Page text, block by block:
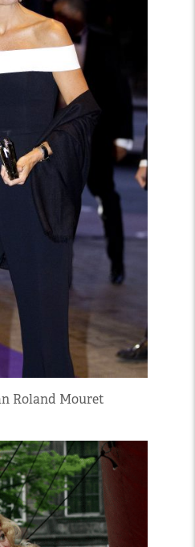
Roland Mouret